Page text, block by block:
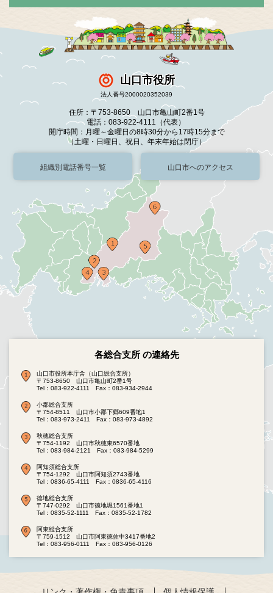
山口市役所
法人番号2000020352039
住所：〒753-8650 山口市亀山町2番1号
電話：083-922-4111（代表）
開庁時間：月曜～金曜日の8時30分から17時15分まで
（土曜・日曜日、祝日、年末年始は閉庁）
組織別電話番号一覧 山口市へのアクセス
各総合支所 の連絡先
山口市役所本庁舎（山口総合支所）
〒753-8650 山口市亀山町2番1号
Tel：083-922-4111
Fax：083-934-2944
小郡総合支所
〒754-8511 山口市小郡下郷609番地1
Tel：083-973-2411
Fax：083-973-4892
秋穂総合支所
〒754-1192 山口市秋穂東6570番地
Tel：083-984-2121
Fax：083-984-5299
阿知須総合支所
〒754-1292 山口市阿知須2743番地
Tel：0836-65-4111
Fax：0836-65-4116
徳地総合支所
〒747-0292 山口市徳地堀1561番地1
Tel：0835-52-1111
Fax：0835-52-1782
阿東総合支所
〒759-1512 山口市阿東徳佐中3417番地2
Tel：083-956-0111
Fax：083-956-0126